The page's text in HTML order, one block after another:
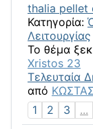
thalia pellet
Κατηγορία:
Λειτουργίας
Το θέμα
Xristos 23
Τελευταία
από
1
2 3 ...